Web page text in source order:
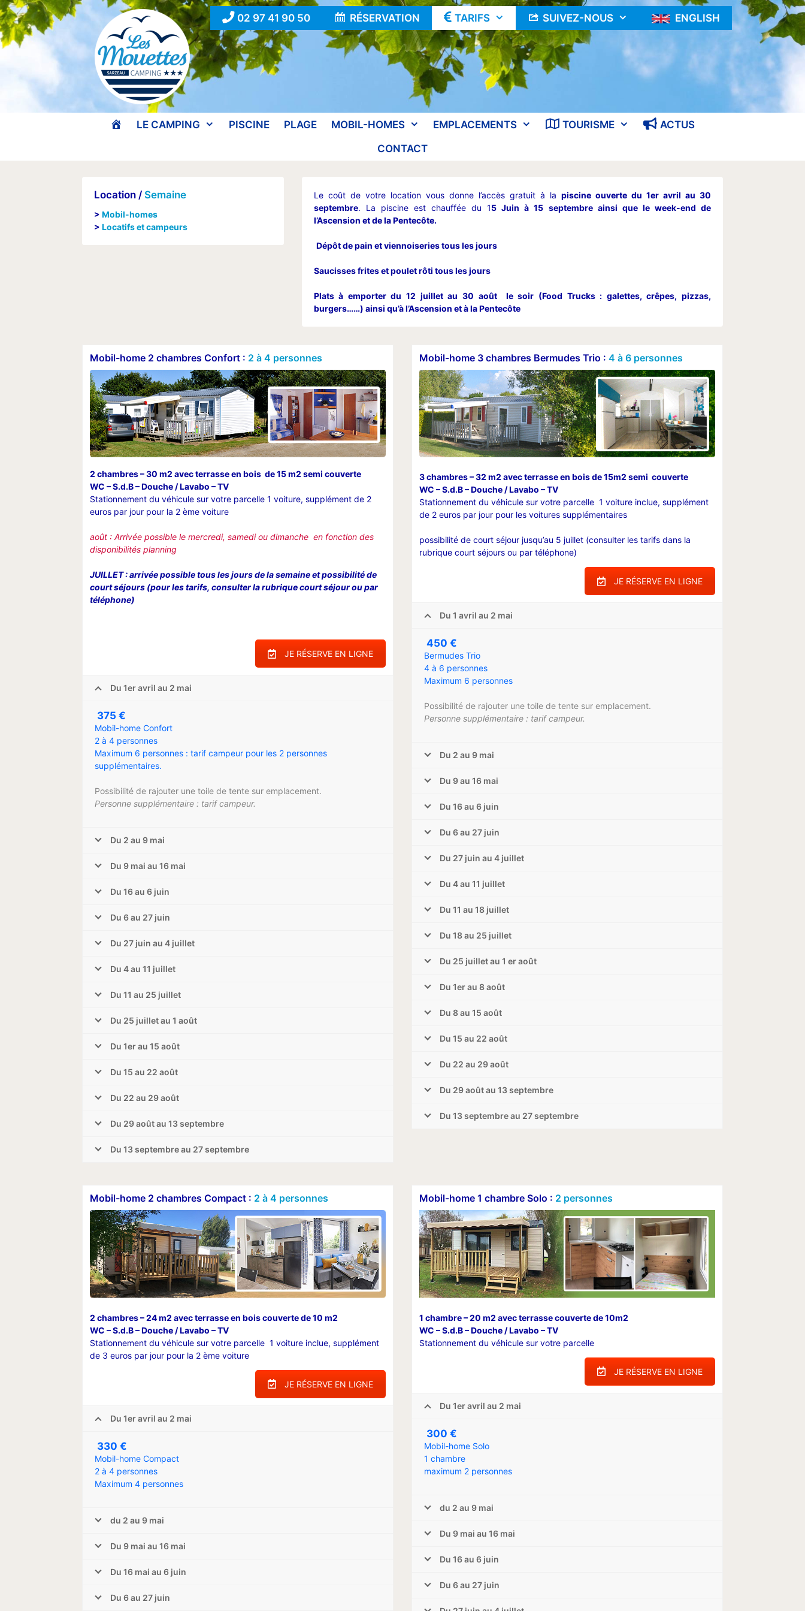
Aller
au
contenu
02 97 41 90 50 RÉSERVATION TARIFS SUIVEZ-NOUS ENGLISH
ACCUEIL
LE CAMPING PISCINE PLAGE MOBIL-HOMES EMPLACEMENTS TOURISME
ACTUS
CONTACT
Location / Semaine
> Mobil-homes
> Locatifs et campeurs
Le coût de votre location vous donne l’accès gratuit à la piscine ouverte du 1er avril au 30
septembre. La piscine est chauffée du 15 Juin à 15 septembre ainsi que le week-end de
l’Ascension et de la Pentecôte.
Dépôt de pain et viennoiseries tous les jours
Saucisses frites et poulet rôti tous les jours
Plats à emporter du 12 juillet au 30 août le soir (Food Trucks : galettes, crêpes, pizzas,
burgers……) ainsi qu’à l’Ascension et à la Pentecôte
Mobil-home 2 chambres Confort : 2 à 4 personnes
2 chambres – 30 m2 avec terrasse en bois de 15 m2 semi couverte
WC – S.d.B – Douche / Lavabo – TV
Stationnement du véhicule sur votre parcelle 1 voiture, supplément de 2
euros par jour pour la 2 ème voiture
août : Arrivée possible le mercredi, samedi ou dimanche en fonction des
disponibilités planning
JUILLET : arrivée possible tous les jours de la semaine et possibilité de
court séjours (pour les tarifs, consulter la rubrique court séjour ou par
téléphone)
JE RÉSERVE EN LIGNE
Du 1er avril au 2 mai
375 €
Mobil-home Confort
2 à 4 personnes
Maximum 6 personnes : tarif campeur pour les 2 personnes
supplémentaires.
Possibilité de rajouter une toile de tente sur emplacement.
Personne supplémentaire : tarif campeur.
Du 2 au 9 mai
Du 9 mai au 16 mai
Du 16 au 6 juin
Du 6 au 27 juin
Du 27 juin au 4 juillet
Du 4 au 11 juillet
Du 11 au 25 juillet
Du 25 juillet au 1 août
Du 1er au 15 août
Du 15 au 22 août
Du 22 au 29 août
Du 29 août au 13 septembre
Du 13 septembre au 27 septembre
Mobil-home 3 chambres Bermudes Trio : 4 à 6 personnes
3 chambres – 32 m2 avec terrasse en bois de 15m2 semi couverte
WC – S.d.B – Douche / Lavabo – TV
Stationnement du véhicule sur votre parcelle 1 voiture inclue, supplément
de 2 euros par jour pour les voitures supplémentaires
possibilité de court séjour jusqu’au 5 juillet (consulter les tarifs dans la
rubrique court séjours ou par téléphone)
JE RÉSERVE EN LIGNE
Du 1 avril au 2 mai
450 €
Bermudes Trio
4 à 6 personnes
Maximum 6 personnes
Possibilité de rajouter une toile de tente sur emplacement.
Personne supplémentaire : tarif campeur.
Du 2 au 9 mai
Du 9 au 16 mai
Du 16 au 6 juin
Du 6 au 27 juin
Du 27 juin au 4 juillet
Du 4 au 11 juillet
Du 11 au 18 juillet
Du 18 au 25 juillet
Du 25 juillet au 1 er août
Du 1er au 8 août
Du 8 au 15 août
Du 15 au 22 août
Du 22 au 29 août
Du 29 août au 13 septembre
Du 13 septembre au 27 septembre
Mobil-home 2 chambres Compact : 2 à 4 personnes
2 chambres – 24 m2 avec terrasse en bois couverte de 10 m2
WC – S.d.B – Douche / Lavabo – TV
Stationnement du véhicule sur votre parcelle 1 voiture inclue, supplément
de 3 euros par jour pour la 2 ème voiture
JE RÉSERVE EN LIGNE
Du 1er avril au 2 mai
330 €
Mobil-home Compact
2 à 4 personnes
Maximum 4 personnes
du 2 au 9 mai
Du 9 mai au 16 mai
Du 16 mai au 6 juin
Du 6 au 27 juin
Mobil-home 1 chambre Solo : 2 personnes
1 chambre – 20 m2 avec terrasse couverte de 10m2
WC – S.d.B – Douche / Lavabo – TV
Stationnement du véhicule sur votre parcelle
JE RÉSERVE EN LIGNE
Du 1er avril au 2 mai
300 €
Mobil-home Solo
1 chambre
maximum 2 personnes
du 2 au 9 mai
Du 9 mai au 16 mai
Du 16 au 6 juin
Du 6 au 27 juin